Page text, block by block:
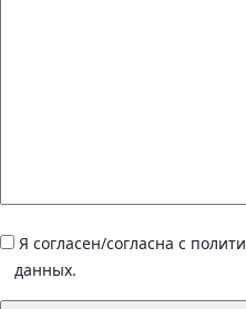
Я согласен/согласна с
данных.